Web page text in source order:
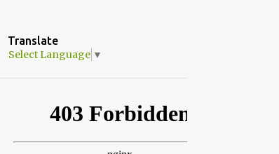
Translate
Select Language ▼